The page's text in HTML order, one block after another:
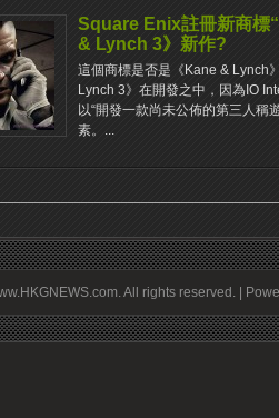
Square Enix註冊新商
& Lynch 3》新作?
這個商標是否是《Kane & Lynch
Lynch 3》在開發之中，因為IO
以“開發一款尚未公佈的第三人稱
素。...
All rights reserved. |